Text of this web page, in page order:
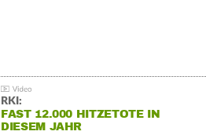
RKI:
FAST 12.000 HITZETOTE IN
DIESEM JAHR